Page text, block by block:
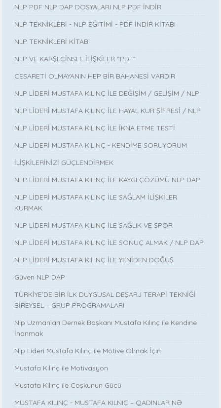
NLP PDF NLP DAP DOSYALARI NLP PDF İNDİR
NLP TEKNİKLERİ - NLP EĞİTİMİ - PDF İNDİR KİTABI
NLP TEKNİKLERİ KİTABI
NLP VE KARŞI CİNSLE İLİŞKİLER “PDF”
CESARETİ OLMAYANIN HEP BİR BAHANESİ VARDIR
NLP LİDERİ MUSTAFA KILINÇ İLE DEĞİŞİM / GELİŞİM / NLP
NLP LİDERİ MUSTAFA KILINÇ İLE HAYAL KUR ŞİFRESİ / NLP
NLP LİDERİ MUSTAFA KILINÇ İLE İKNA ETME TESTİ
NLP LİDERİ MUSTAFA KILINÇ - KENDİME SORUYORUM
İLİŞKİLERİNİZİ GÜÇLENDİRMEK
NLP LİDERİ MUSTAFA KILINÇ İLE KAYGI ÇÖZÜMÜ NLP DAP
NLP LİDERİ MUSTAFA KILINÇ İLE SAĞLAM İLİŞKİLER
KURMAK
NLP LİDERİ MUSTAFA KILINÇ İLE SAĞLIK VE SPOR
NLP LİDERİ MUSTAFA KILINÇ İLE SONUÇ ALMAK / NLP DAP
NLP LİDERİ MUSTAFA KILINÇ İLE YENİDEN DOĞUŞ
Güven NLP DAP
TÜRKİYE’DE BİR İLK DUYGUSAL DEŞARJ TERAPİ TEKNİĞİ
BİREYSEL – GRUP PROGRAMALARI
Nlp Uzmanları Dernek Başkanı Mustafa Kılınç ile Kendine
İnanmak
Nlp Lideri Mustafa Kılınç ile Motive Olmak İçin
Mustafa Kılınç ile Motivasyon
Mustafa Kılınç ile Coşkunun Gücü
MUSTAFA KILINÇ - MUSTAFA KILNIÇ – QADINLAR NƏ